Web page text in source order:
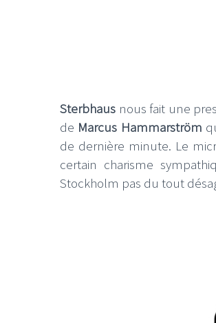
Sterbhaus nous fait une
de Marcus Hammarström
de dernière minute. Le
certain charisme
Stockholm pas du tout